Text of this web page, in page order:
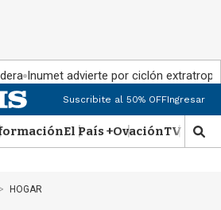
Inumet advierte por ciclón
Suscribite al 50% OFFIngresar
El País +OvaciónTV Show
M
o
HOGAR